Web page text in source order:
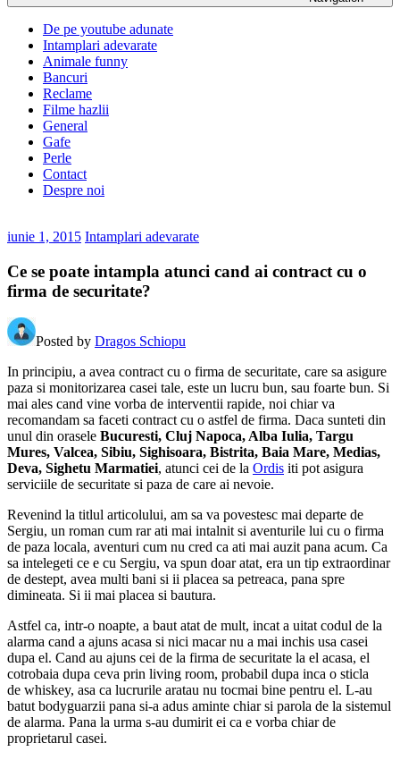
De pe youtube adunate
Intamplari adevarate
Animale funny
Bancuri
Reclame
Filme hazlii
General
Gafe
Perle
Contact
Despre noi
iunie 1, 2015 Intamplari adevarate
Ce se poate intampla atunci cand ai contract cu o
firma de securitate?
Posted by Dragos Schiopu
In principiu, a avea contract cu o firma de securitate, care sa asigure
paza si monitorizarea casei tale, este un lucru bun, sau foarte bun. Si
mai ales cand vine vorba de interventii rapide, noi chiar va
recomandam sa faceti contract cu o astfel de firma. Daca sunteti din
unul din orasele Bucuresti, Cluj Napoca, Alba Iulia, Targu
Mures, Valcea, Sibiu, Sighisoara, Bistrita, Baia Mare, Medias,
Deva, Sighetu Marmatiei, atunci cei de la Ordis iti pot asigura
serviciile de securitate si paza de care ai nevoie.
Revenind la titlul articolului, am sa va povestesc mai departe de
Sergiu, un roman cum rar ati mai intalnit si aventurile lui cu o firma
de paza locala, aventuri cum nu cred ca ati mai auzit pana acum. Ca
sa intelegeti ce e cu Sergiu, va spun doar atat, era un tip extraordinar
de destept, avea multi bani si ii placea sa petreaca, pana spre
dimineata. Si ii mai placea si bautura.
Astfel ca, intr-o noapte, a baut atat de mult, incat a uitat codul de la
alarma cand a ajuns acasa si nici macar nu a mai inchis usa casei
dupa el. Cand au ajuns cei de la firma de securitate la el acasa, el
cotrobaia dupa ceva prin living room, probabil dupa inca o sticla
de whiskey, asa ca lucrurile aratau nu tocmai bine pentru el. L-au
batut bodyguarzii pana si-a adus aminte chiar si parola de la sistemul
de alarma. Pana la urma s-au dumirit ei ca e vorba chiar de
proprietarul casei.